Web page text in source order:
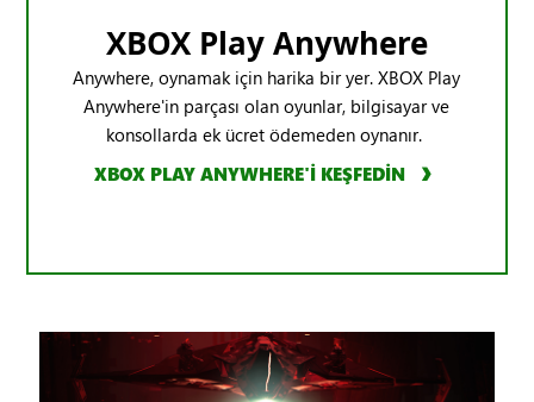
XBOX Play Anywhere
Anywhere, oynamak için harika bir yer. XBOX Play
Anywhere'in parçası olan oyunlar, bilgisayar ve
konsollarda ek ücret ödemeden oynanır.
XBOX PLAY ANYWHERE'İ KEŞFEDİN